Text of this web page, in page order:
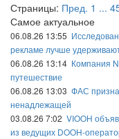
Страницы: Пред. 1 ...
Самое актуальное
06.08.26 13:55
рекламе лучше
06.08.26 13:14 Компания
путешествие
06.08.26 13:03 ФАС
ненадлежащей
03.08.26 7:02 VIOOH
из ведущих DOOH-